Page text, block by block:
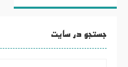
جستجو در سایت